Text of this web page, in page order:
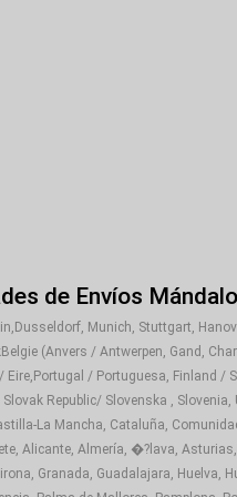
más que una tienda
para enterarte de
y
de Envíos
Munich, Stuttgart,
(Anvers / Antwerpen, Gand,
Eire,Portugal / Portuguesa, Finland /
Republic/ Slovenska ,
La Mancha, Cataluña,
Alicante, Almería, �?lava,
Granada, Guadalajara,